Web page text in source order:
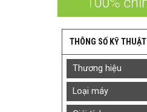
THÔNG SỐ KỸ THUẬT
Thương hiệu
Loại máy